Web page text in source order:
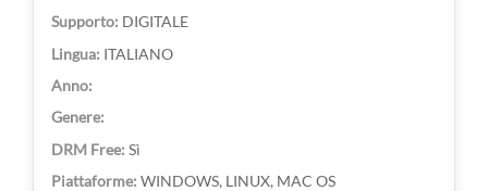
DIGITALE
ITALIANO
Sì
WINDOWS, LINUX, MAC OS